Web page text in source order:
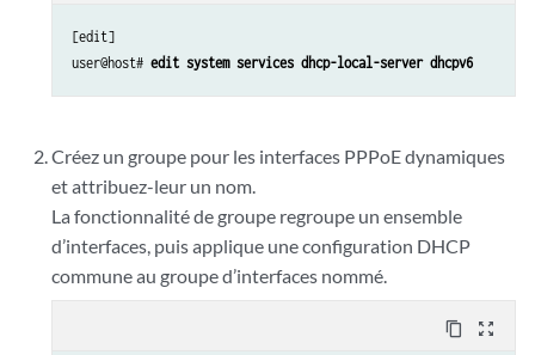
        }
        demux0 {
                demux-options {
                    underlying-interface ge-0/3/0;
                }
                family pppoe {
                    dynamic-profile pppoe-subscriber-profile;
[edit]
user@host# edit system services dhcp-local-server dhcpv6
Créez un groupe pour les interfaces PPPoE dynamiques
et attribuez-leur un nom.
La fonctionnalité de groupe regroupe un ensemble
d’interfaces, puis applique une configuration DHCP
commune au groupe d’interfaces nommé.
content_copy zoom_out_map